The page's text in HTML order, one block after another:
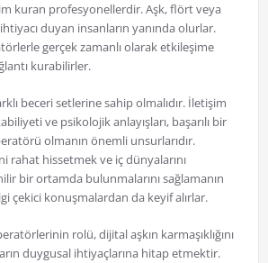
kuran profesyonellerdir. Aşk, flört veya
duyan insanların yanında olurlar.
gerçek zamanlı olarak etkileşime
kurabilirler.
beceri setlerine sahip olmalıdır. İletişim
ve psikolojik anlayışları, başarılı bir
olmanın önemli unsurlarıdır.
rahat hissetmek ve iç dünyalarını
bir ortamda bulunmalarını sağlamanın
çekici konuşmalardan da keyif alırlar.
rolü, dijital aşkın karmaşıklığını
duygusal ihtiyaçlarına hitap etmektir.